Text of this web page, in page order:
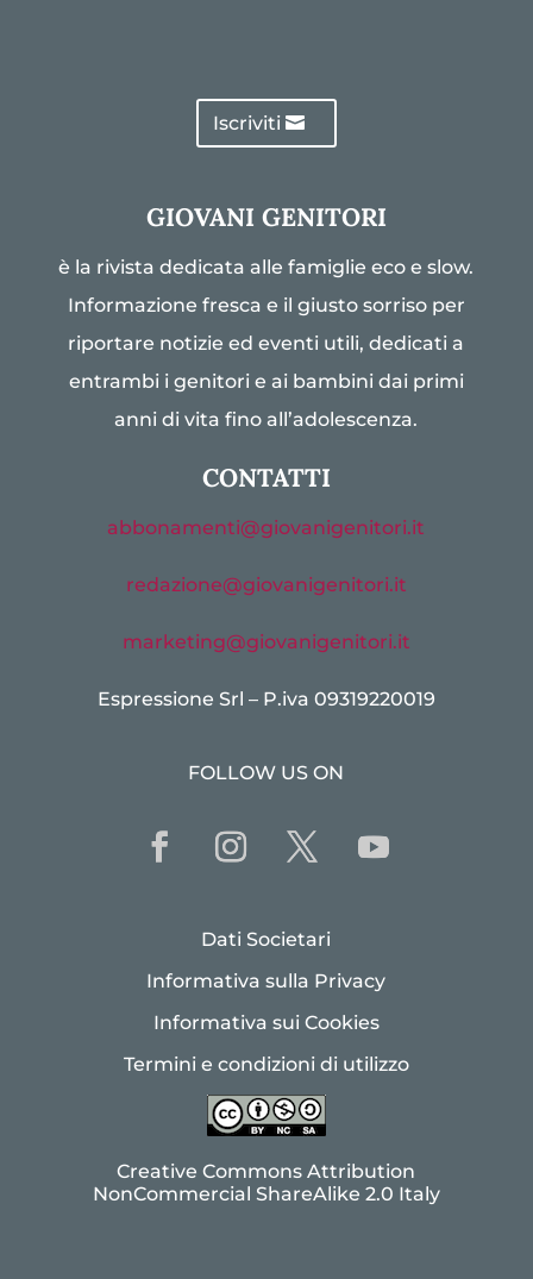
Iscriviti
GIOVANI GENITORI
è la rivista dedicata alle famiglie eco e slow.
Informazione fresca e il giusto sorriso per
riportare notizie ed eventi utili, dedicati a
entrambi i genitori e ai bambini dai primi
anni di vita fino all’adolescenza.
CONTATTI
abbonamenti@giovanigenitori.it
redazione@giovanigenitori.it
marketing@giovanigenitori.it
Espressione Srl – P.iva 09319220019
FOLLOW US ON
Dati Societari
Informativa sulla Privacy
Informativa sui Cookies
Termini e condizioni di utilizzo
Creative Commons Attribution
NonCommercial ShareAlike 2.0 Italy